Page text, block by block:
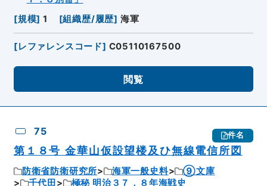
[規模] 1 [組織歴/履歴] 海軍
[レファレンスコード] C05110167500
閲覧
75 件名
第１８号 金華山仮設望楼及ひ無線電信所図
防衛省防衛研究所 海軍一般史料
⑨文庫
千代田
極秘 明治３７．８年海戦史